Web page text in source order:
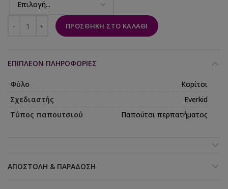
ΠΡΟΣΘΉΚΗ ΣΤΟ ΚΑΛΆΘΙ
ΕΠΙΠΛΈΟΝ ΠΛΗΡΟΦΟΡΊΕΣ
Φύλο
Κορίτσι
Σχεδιαστής
Everkid
Τύπος παπουτσιού
Παπούτσι περπατήματος
ΑΠΟΣΤΟΛΉ & ΠΑΡΆΔΟΣΗ